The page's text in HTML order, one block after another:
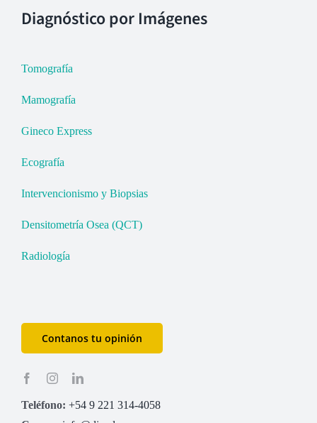
Diagnóstico por Imágenes
Tomografía
Mamografía
Gineco Express
Ecografía
Intervencionismo y Biopsias
Densitometría Osea (QCT)
Radiología
Contanos tu opinión
Teléfono: +54 9 221 314-4058